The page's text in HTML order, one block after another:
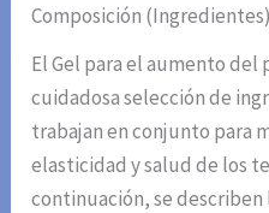
Composición (Ingredientes)
El Gel para el aumento del
cuidadosa selección de
trabajan en conjunto para
elasticidad y salud de los
continuación, se describen